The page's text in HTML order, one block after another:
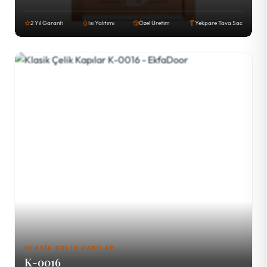
2 Yıl Garanti Isı Yalıtımı Özel Üretim Yekpare Tava Sac
KLASIK ÇELIK KAPILAR
K-0016